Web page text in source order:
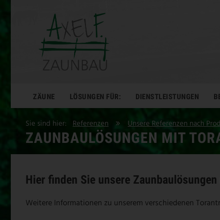
ZÄUNE LÖSUNGEN FÜR: DIENSTLEISTUNGEN
Sie sind hier: Referenzen Unsere Referenzen nach
ZAUNBAULÖSUNGEN MIT
Hier finden Sie unsere
Weitere Informationen zu unserem verschiedenen